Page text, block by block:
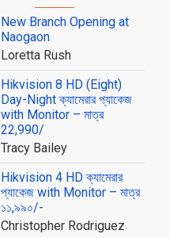
New Branch Opening at
Naogaon
Loretta Rush
Hikvision 8 HD (Eight)
Day-Night ক্যামেরার প্যাকেজ
with Monitor – মাত্র
22,990/
Tracy Bailey
Hikvision 4 HD ক্যামেরার
প্যাকেজ with Monitor – মাত্র
১১,৯৯০/-
Christopher Rodriguez